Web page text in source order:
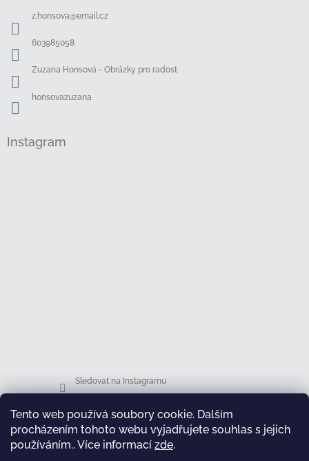
Tento web používá soubory cookie. Dalším
procházením tohoto webu vyjadřujete souhlas s jejich
používáním.. Více informací zde.
z.honsova@email.cz
603985058
Zuzana Honsová - Obrázky pro radost
honsovazuzana
Instagram
Sledovat na Instagramu
Facebook